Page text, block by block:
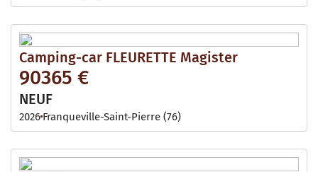
Camping-car FLEURETTE Magister
90365 €
NEUF
2026 Franqueville-Saint-Pierre (76)